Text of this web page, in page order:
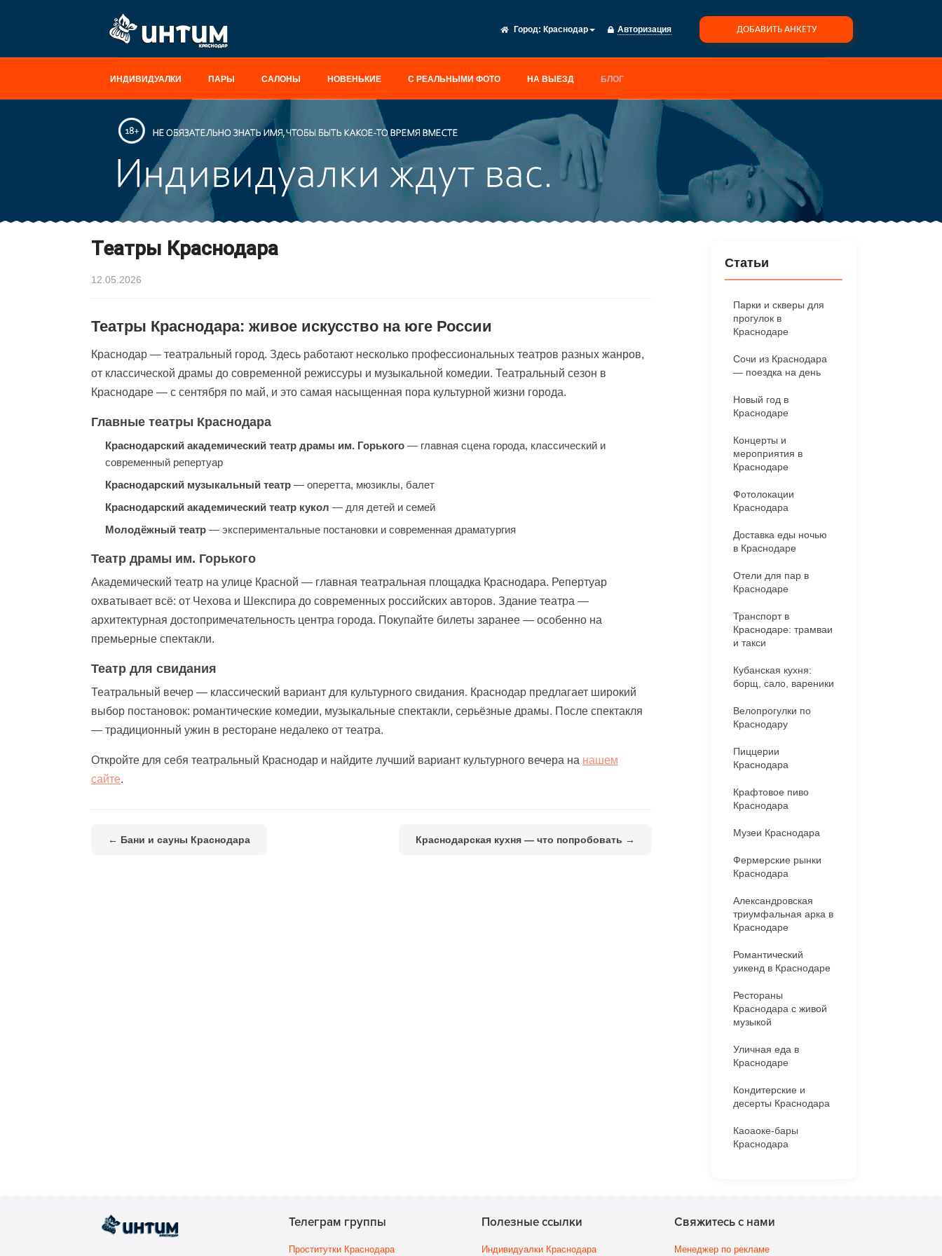
ДОБАВИТЬ АНКЕТУ
Город: Краснодар Авторизация
ИНДИВИДУАЛКИ ПАРЫ САЛОНЫ НОВЕНЬКИЕ С РЕАЛЬНЫМИ ФОТО НА ВЫЕЗД БЛОГ
Статьи
Парки и скверы для
прогулок в
Краснодаре
Сочи из Краснодара
— поездка на день
Новый год в
Краснодаре
Концерты и
мероприятия в
Краснодаре
Фотолокации
Краснодара
Доставка еды ночью
в Краснодаре
Отели для пар в
Краснодаре
Транспорт в
Краснодаре: трамваи
и такси
Кубанская кухня:
борщ, сало, вареники
Велопрогулки по
Краснодару
Пиццерии
Краснодара
Крафтовое пиво
Краснодара
Музеи Краснодара
Фермерские рынки
Краснодара
Александровская
триумфальная арка в
Краснодаре
Романтический
уикенд в Краснодаре
Рестораны
Краснодара с живой
музыкой
Уличная еда в
Краснодаре
Кондитерские и
десерты Краснодара
Каоаоке-бары
Краснодара
Театры Краснодара
12.05.2026
Театры Краснодара: живое искусство на юге России
Краснодар — театральный город. Здесь работают несколько профессиональных театров разных жанров,
от классической драмы до современной режиссуры и музыкальной комедии. Театральный сезон в
Краснодаре — с сентября по май, и это самая насыщенная пора культурной жизни города.
Главные театры Краснодара
Краснодарский академический театр драмы им. Горького — главная сцена города, классический и
современный репертуар
Краснодарский музыкальный театр — оперетта, мюзиклы, балет
Краснодарский академический театр кукол — для детей и семей
Молодёжный театр — экспериментальные постановки и современная драматургия
Театр драмы им. Горького
Академический театр на улице Красной — главная театральная площадка Краснодара. Репертуар
охватывает всё: от Чехова и Шекспира до современных российских авторов. Здание театра —
архитектурная достопримечательность центра города. Покупайте билеты заранее — особенно на
премьерные спектакли.
Театр для свидания
Театральный вечер — классический вариант для культурного свидания. Краснодар предлагает широкий
выбор постановок: романтические комедии, музыкальные спектакли, серьёзные драмы. После спектакля
— традиционный ужин в ресторане недалеко от театра.
Откройте для себя театральный Краснодар и найдите лучший вариант культурного вечера на нашем
сайте.
← Бани и сауны Краснодара Краснодарская кухня — что попробовать →
Телеграм группы
Проститутки Краснодара
Полезные ссылки
Индивидуалки Краснодара
Свяжитесь с нами
Менеджер по рекламе